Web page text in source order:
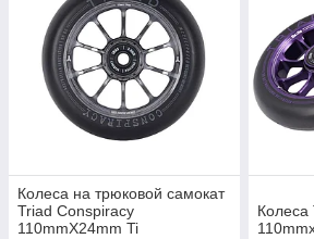
Колеса на трюковой самокат
Triad Conspiracy
110mmX24mm Ti
Колеса